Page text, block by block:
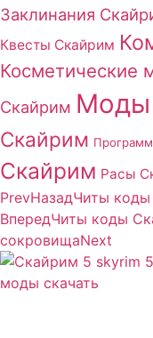
Заклинания
Квесты Скайрим
Косметические
Скайрим Моды
Скайрим
Скайрим Расы
PrevНазадЧиты
ВпередЧиты коды
сокровищаNext